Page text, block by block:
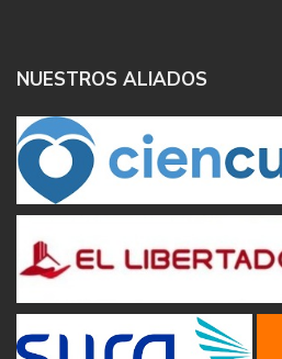
NUESTROS ALIADOS